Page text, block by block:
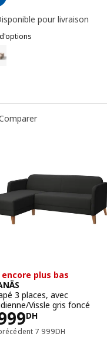
méridienne/
méridienne/
méridienne/
pour livraison
: JÄTTEBO, Canapé
encore plus bas
3 places, avec
Vissle gris foncé
DH
6999DH
7 999DH
Prix précédent